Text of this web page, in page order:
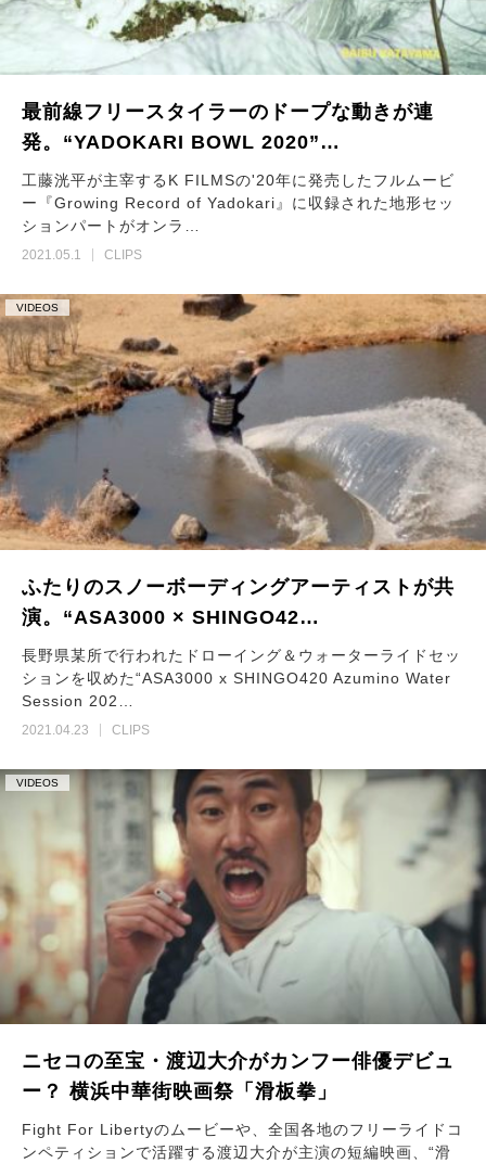
最前線フリースタイラーのドープな動きが連
発。“YADOKARI BOWL 2020”…
工藤洸平が主宰するK FILMSの'20年に発売したフルムービ
ー『Growing Record of Yadokari』に収録された地形セッ
ションパートがオンラ…
2021.05.1 CLIPS
VIDEOS
ふたりのスノーボーディングアーティストが共
演。“ASA3000 × SHINGO42…
長野県某所で行われたドローイング＆ウォーターライドセッ
ションを収めた“ASA3000 x SHINGO420 Azumino Water
Session 202…
2021.04.23 CLIPS
VIDEOS
ニセコの至宝・渡辺大介がカンフー俳優デビュ
ー？ 横浜中華街映画祭「滑板拳」
Fight For Libertyのムービーや、全国各地のフリーライドコ
ンペティションで活躍する渡辺大介が主演の短編映画、“滑